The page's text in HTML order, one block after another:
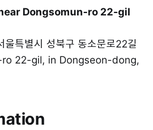
Dongsomun-ro 22-gil
특별시 성북구 동소문로22길
22-gil, in Dongseon-dong,